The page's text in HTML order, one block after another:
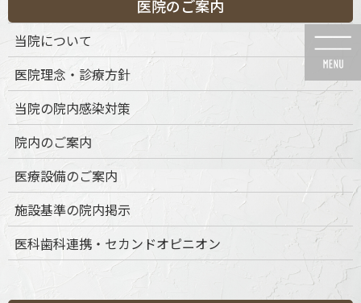
ン
ン
に
動
ビ
ー
ョ
に
動
News
HOME News 院内のご案内 it15001500 – d
医院のご案内
当院について
医院理念・診療方針
当院の院内感染対策
院内のご案内
医療設備のご案内
施設基準の院内掲示
医科歯科連携・セカンドオピニオン